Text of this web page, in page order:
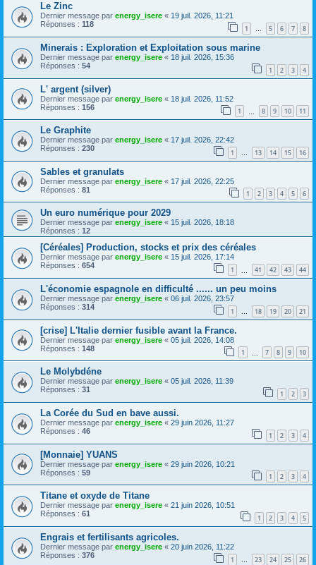
Le Zinc
Dernier message par energy_isere « 19 juil. 2026, 11:21
Réponses : 118 1 … 5 6 7 8
Minerais : Exploration et Exploitation sous marine
Dernier message par energy_isere « 18 juil. 2026, 15:36
Réponses : 54 1 2 3 4
L' argent (silver)
Dernier message par energy_isere « 18 juil. 2026, 11:52
Réponses : 156 1 8 9 10 11
Le Graphite
Dernier message par energy_isere « 17 juil. 2026, 22:42
Réponses : 230 1 … 13 14 15 16
Sables et granulats
Dernier message par energy_isere « 17 juil. 2026, 22:25
Réponses : 81 1 2 3 4 5 6
Un euro numérique pour 2029
Dernier message par energy_isere « 15 juil. 2026, 18:18
Réponses : 12
[Céréales] Production, stocks et prix des céréales
Dernier message par energy_isere « 15 juil. 2026, 17:14
Réponses : 654 1 41 42 43 44
L'économie espagnole en difficulté ...... un peu moins
Dernier message par energy_isere « 06 juil. 2026, 23:57
Réponses : 314 1 … 18 19 20 21
[crise] L'Italie dernier fusible avant la France.
Dernier message par energy_isere « 05 juil. 2026, 14:08
Réponses : 148 1 7 8 9 10
Le Molybdéne
Dernier message par energy_isere « 05 juil. 2026, 11:39
Réponses : 31 1 2 3
La Corée du Sud en bave aussi.
Dernier message par energy_isere « 29 juin 2026, 11:27
Réponses : 46 1 2 3 4
[Monnaie] YUANS
Dernier message par energy_isere « 29 juin 2026, 10:21
Réponses : 59 1 2 3 4
Titane et oxyde de Titane
Dernier message par energy_isere « 21 juin 2026, 10:51
Réponses : 61 1 2 3 4 5
Engrais et fertilisants agricoles.
Dernier message par energy_isere « 20 juin 2026, 11:22
Réponses : 376 1 … 23 24 25 26